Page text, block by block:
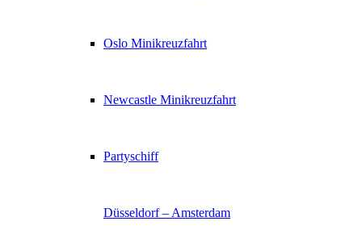
Oslo Minikreuzfahrt
Newcastle Minikreuzfahrt
Partyschiff
Düsseldorf – Amsterdam